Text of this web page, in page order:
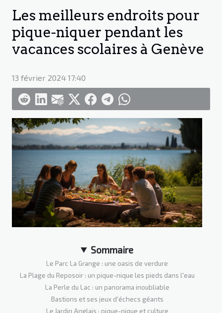
Les meilleurs endroits pour
pique-niquer pendant les
vacances scolaires à Genève
13 février 2024 17:40
Sommaire
Le Parc La Grange : une oasis de verdure
La Plage du Reposoir : un pique-nique les pieds dans l'eau
La Perle du Lac : un panorama inoubliable
Bastions et ses jeux d'échecs géants
Le Jardin Anglais : pique-nique et culture